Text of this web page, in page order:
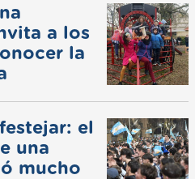
a los
la
el
una
mucho